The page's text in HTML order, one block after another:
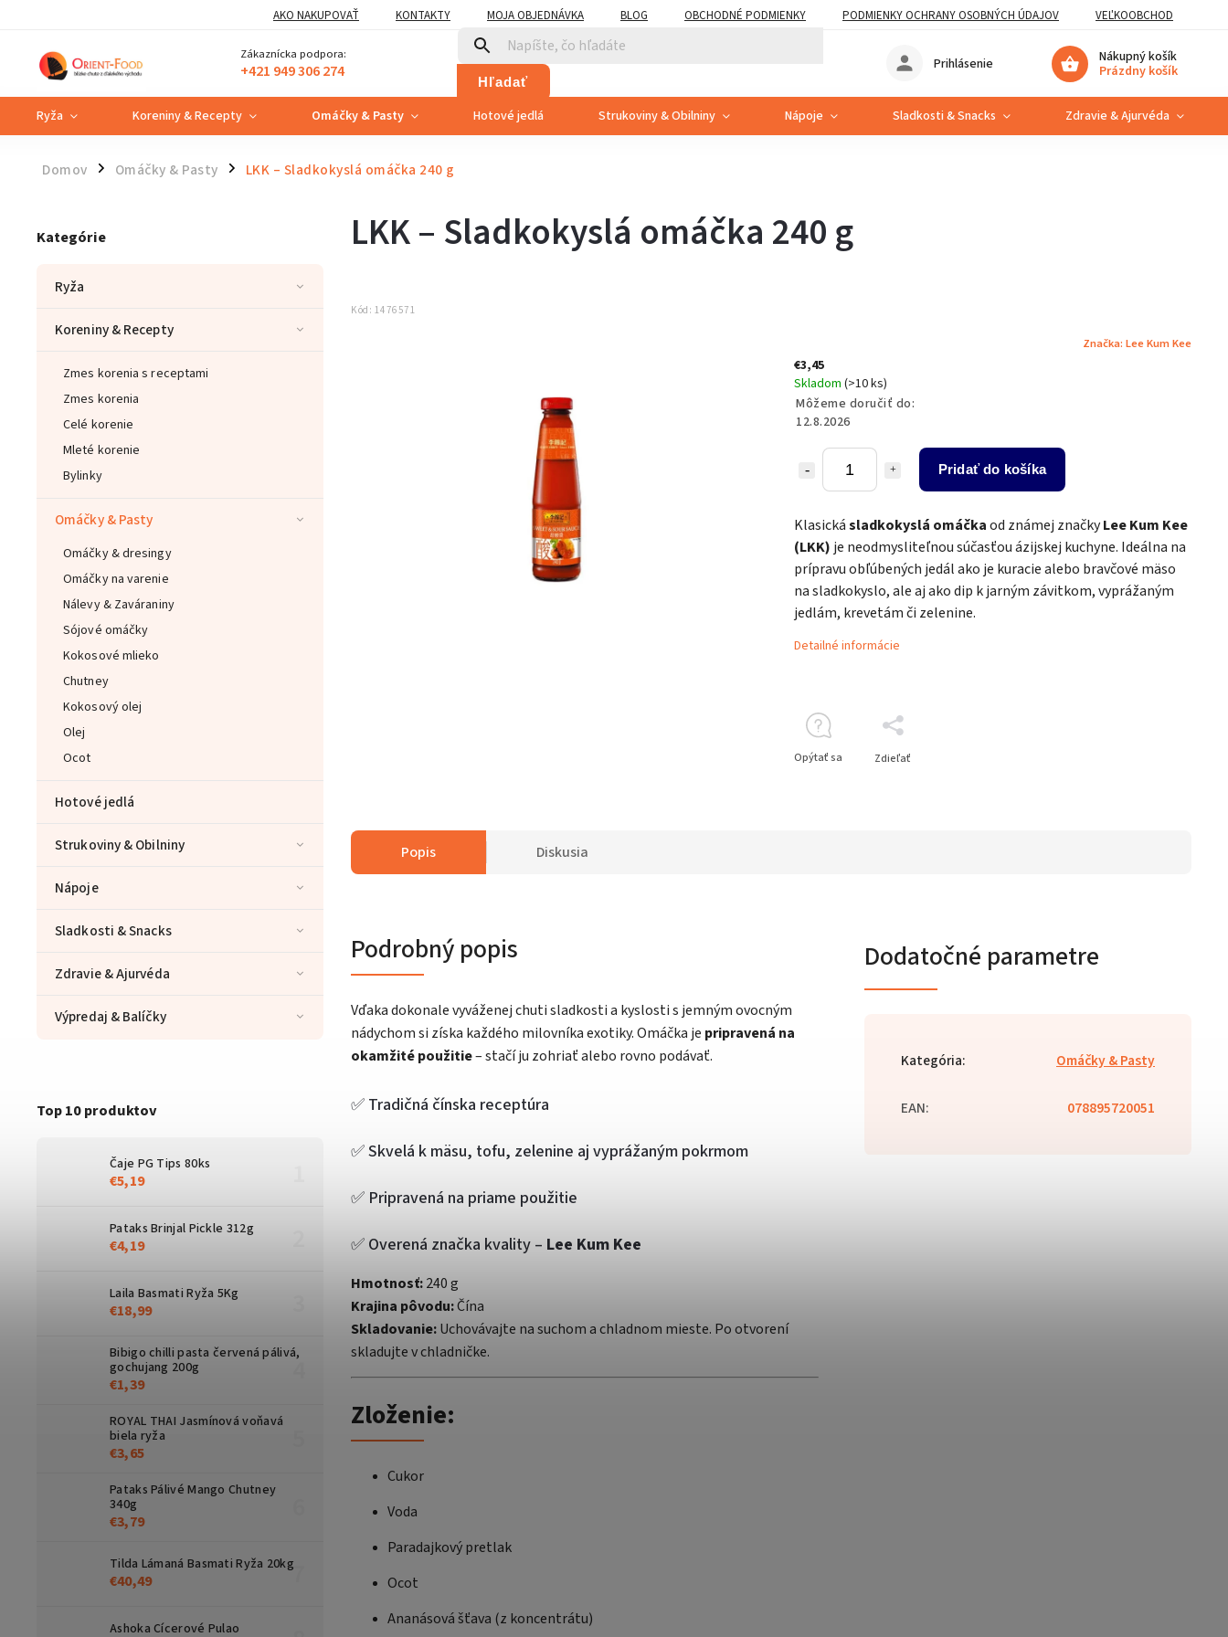
AKO NAKUPOVAŤ KONTAKTY MOJA OBJEDNÁVKA BLOG OBCHODNÉ PODMIENKY PODMIENKY OCHRANY OSOBNÝCH ÚDAJOV VEĽKOOBCHOD
Zákaznícka podpora:
+421 949 306 274 Hľadať
Nákupný košík
Prázdny košík
Prihlásenie
Ryža Koreniny & Recepty Omáčky & Pasty Hotové jedlá Strukoviny & Obilniny Nápoje Sladkosti & Snacks Zdravie & Ajurvéda
Domov / Omáčky & Pasty / LKK – Sladkokyslá omáčka 240 g
Kategórie
Ryža
Koreniny & Recepty
Zmes korenia s receptami
Zmes korenia
Celé korenie
Mleté korenie
Bylinky
Omáčky & Pasty
Omáčky & dresingy
Omáčky na varenie
Nálevy & Zaváraniny
Sójové omáčky
Kokosové mlieko
Chutney
Kokosový olej
Olej
Ocot
Hotové jedlá
Strukoviny & Obilniny
Nápoje
Sladkosti & Snacks
Zdravie & Ajurvéda
Výpredaj & Balíčky
Top 10 produktov
Čaje PG Tips 80ks
€5,19
Pataks Brinjal Pickle 312g
€4,19
Laila Basmati Ryža 5Kg
€18,99
Bibigo chilli pasta červená pálivá,
gochujang 200g
€1,39
ROYAL THAI Jasmínová voňavá
biela ryža
€3,65
Pataks Pálivé Mango Chutney
340g
€3,79
Tilda Lámaná Basmati Ryža 20kg
€40,49
Ashoka Cícerové Pulao
LKK – Sladkokyslá omáčka 240 g
Kód: 1476571
Značka: Lee Kum Kee
€3,45
Skladom (>10 ks)
Môžeme doručiť do:
12.8.2026
Pridať do košíka
Klasickásladkokyslá omáčkaod známej značkyLee Kum Kee
(LKK) je neodmysliteľnou súčasťou ázijskej kuchyne. Ideálna na
prípravu obľúbených jedál ako je kuracie alebo bravčové mäso
na sladkokyslo, ale aj ako dip k jarným závitkom, vyprážaným
jedlám, krevetám či zelenine.
Detailné informácie
Opýtať sa Zdieľať
Popis Diskusia
Podrobný popis
Vďaka dokonale vyváženej chuti sladkosti a kyslosti s jemným ovocným
nádychom si získa každého milovníka exotiky. Omáčka je pripravená na
okamžité použitie– stačí ju zohriať alebo rovno podávať.
✅ Tradičná čínska receptúra
✅ Skvelá k mäsu, tofu, zelenine aj vyprážaným pokrmom
✅ Pripravená na priame použitie
✅ Overená značka kvality – Lee Kum Kee
Hmotnosť:240 g
Krajina pôvodu:Čína
Skladovanie:Uchovávajte na suchom a chladnom mieste. Po otvorení
skladujte v chladničke.
Zloženie:
Cukor
Voda
Paradajkový pretlak
Ocot
Ananásová šťava (z koncentrátu)
Dodatočné parametre
Kategória: Omáčky & Pasty
EAN: 078895720051